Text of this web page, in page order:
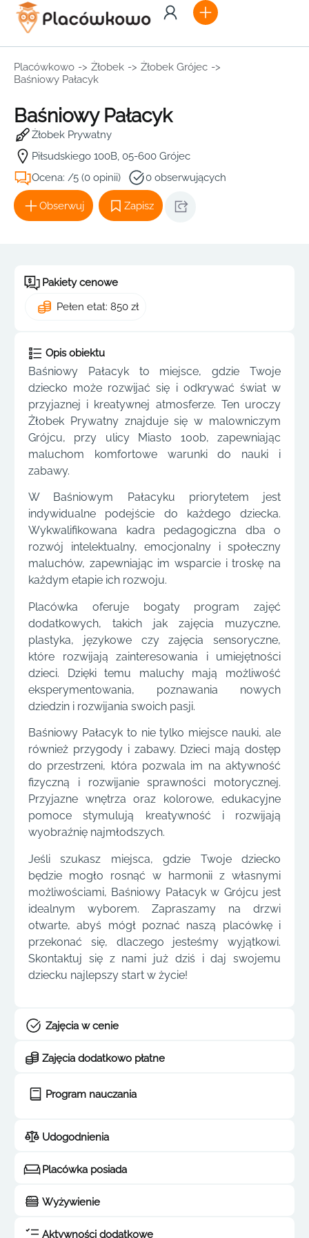
Placówkowo -> Żłobek -> Żłobek Grójec ->
Baśniowy Pałacyk
Baśniowy Pałacyk
Żłobek Prywatny
Piłsudskiego 100B, 05-600 Grójec
Ocena: /5 (0 opinii)
0 obserwujących
Obserwuj Zapisz
Pakiety cenowe
Pełen etat: 850 zł
Opis obiektu
Baśniowy Pałacyk to miejsce, gdzie Twoje
dziecko może rozwijać się i odkrywać świat w
przyjaznej i kreatywnej atmosferze. Ten uroczy
Żłobek Prywatny znajduje się w malowniczym
Grójcu, przy ulicy Miasto 100b, zapewniając
maluchom komfortowe warunki do nauki i
zabawy.
W Baśniowym Pałacyku priorytetem jest
indywidualne podejście do każdego dziecka.
Wykwalifikowana kadra pedagogiczna dba o
rozwój intelektualny, emocjonalny i społeczny
maluchów, zapewniając im wsparcie i troskę na
każdym etapie ich rozwoju.
Placówka oferuje bogaty program zajęć
dodatkowych, takich jak zajęcia muzyczne,
plastyka, językowe czy zajęcia sensoryczne,
które rozwijają zainteresowania i umiejętności
dzieci. Dzięki temu maluchy mają możliwość
eksperymentowania, poznawania nowych
dziedzin i rozwijania swoich pasji.
Baśniowy Pałacyk to nie tylko miejsce nauki, ale
również przygody i zabawy. Dzieci mają dostęp
do przestrzeni, która pozwala im na aktywność
fizyczną i rozwijanie sprawności motorycznej.
Przyjazne wnętrza oraz kolorowe, edukacyjne
pomoce stymulują kreatywność i rozwijają
wyobraźnię najmłodszych.
Jeśli szukasz miejsca, gdzie Twoje dziecko
będzie mogło rosnąć w harmonii z własnymi
możliwościami, Baśniowy Pałacyk w Grójcu jest
idealnym wyborem. Zapraszamy na drzwi
otwarte, abyś mógł poznać naszą placówkę i
przekonać się, dlaczego jesteśmy wyjątkowi.
Skontaktuj się z nami już dziś i daj swojemu
dziecku najlepszy start w życie!
Zajęcia w cenie
Zajęcia dodatkowo płatne
Program nauczania
Udogodnienia
Placówka posiada
Wyżywienie
Aktywności dodatkowe